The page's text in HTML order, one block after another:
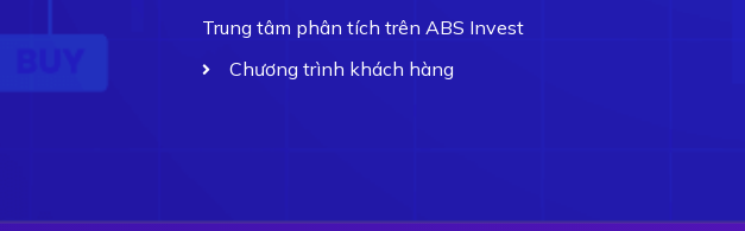
Trung tâm phân tích trên ABS Invest
Chương trình khách hàng